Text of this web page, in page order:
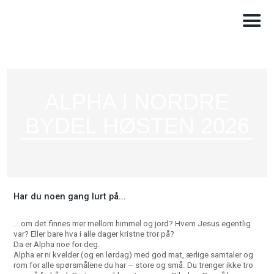
Har du noen gang lurt på...
...om det finnes mer mellom himmel og jord? Hvem Jesus egentlig
var? Eller bare hva i alle dager kristne tror på?
Da er Alpha noe for deg.
Alpha er ni kvelder (og en lørdag) med god mat, ærlige samtaler og
rom for alle spørsmålene du har – store og små. Du trenger ikke tro